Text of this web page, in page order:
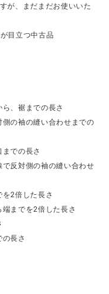
が、まだまだお使いいた
目立つ中古品
、裾までの長さ
の袖の縫い合わせまでの
での長さ
反対側の袖の縫い合わせ
2倍した長さ
までを2倍した長さ
長さ